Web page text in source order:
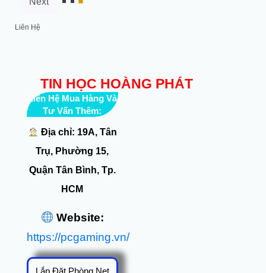
Liên Hệ
TIN HỌC HOÀNG PHÁT
Liên Hệ Mua Hàng Và
Tư Vấn Thêm:
Địa chỉ: 19A, Tân
Trụ, Phường 15,
Quận Tân Bình, Tp.
HCM
Website:
https://pcgaming.vn/
Lắp Đặt Phòng Net